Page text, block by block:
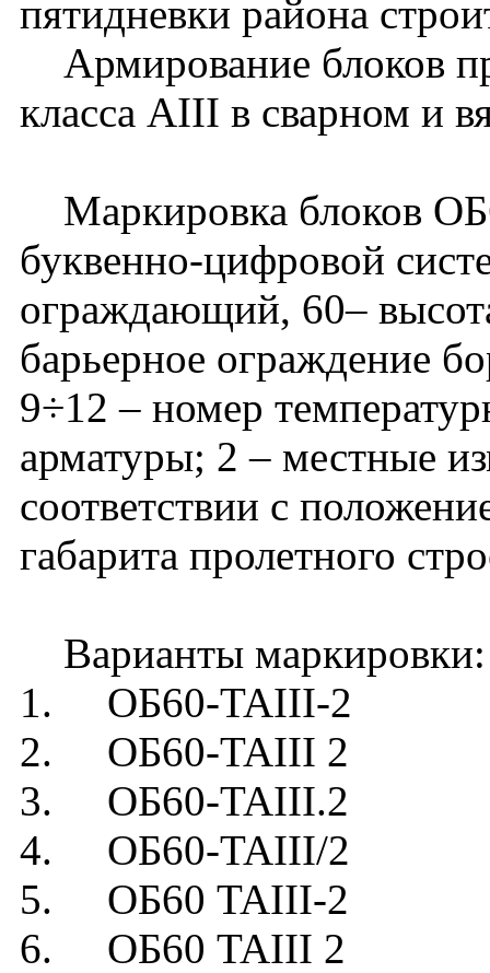
пятидневки района
Армирование блоков
класса АIII в сварном и
Маркировка блоков
буквенно-цифровой
ограждающий, 60–
барьерное ограждение
9÷12 – номер
арматуры; 2 – местные
соответствии с
габарита пролетного
Варианты маркировки:
1. ОБ60-TAIII-2
2. ОБ60-TAIII 2
3. ОБ60-TAIII.2
4. ОБ60-TAIII/2
5. ОБ60 TAIII-2
6. ОБ60 TAIII 2